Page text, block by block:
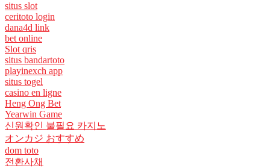
situs slot
ceritoto login
dana4d link
bet online
Slot qris
situs bandartoto
playinexch app
situs togel
casino en ligne
Heng Ong Bet
Yearwin Game
신원확인 불필요 카지노
オンカジ おすすめ
dom toto
전환사채